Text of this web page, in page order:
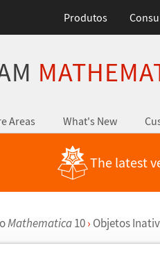
Produtos
Areas What's New
The latest
Mathematica10 › Objetos